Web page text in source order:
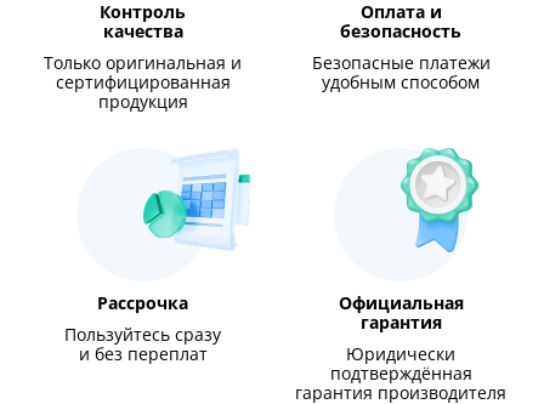
Контроль
качества
Только оригинальная и
сертифицированная
продукция
Оплата и
безопасность
Безопасные платежи
удобным способом
Рассрочка
Пользуйтесь сразу
и без переплат
Официальная
гарантия
Юридически
подтверждённая
гарантия производителя